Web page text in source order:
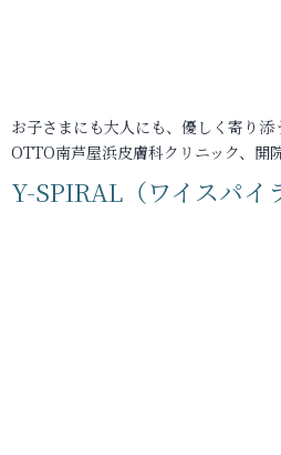
お子さまにも大人にも、優しく寄り添
OTTO南芦屋浜皮膚科クリニック、開
Y-SPIRAL（ワイスパイ